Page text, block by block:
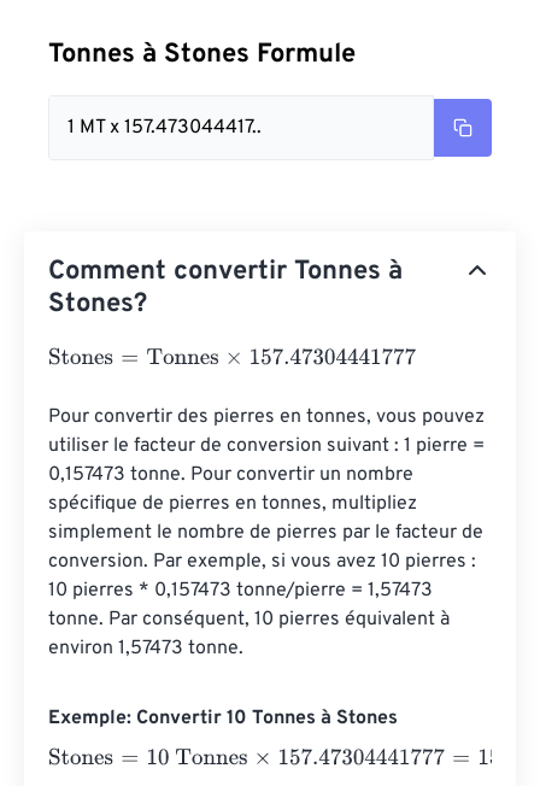
Tonnes à Stones Formule
1 MT x 157.473044417..
Comment convertir Tonnes à
Stones?
Stones= Tonnes×157.47304441777
Pour convertir des pierres en tonnes, vous pouvez
utiliser le facteur de conversion suivant : 1 pierre =
0,157473 tonne. Pour convertir un nombre
spécifique de pierres en tonnes, multipliez
simplement le nombre de pierres par le facteur de
conversion. Par exemple, si vous avez 10 pierres :
10 pierres * 0,157473 tonne/pierre = 1,57473
tonne. Par conséquent, 10 pierres équivalent à
environ 1,57473 tonne.
Exemple: Convertir 10 Tonnes à Stones
Stones= 10 Tonnes×157.47304441777=1574.7304442